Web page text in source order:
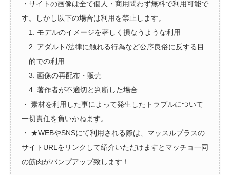
・サイトの画像は全て個人・商用問わず無料で利用可能で
す。しかし以下の場合は利用を禁止します。
1. モデルのイメージを著しく損なうような利用
2. アダルト/法律に触れる行為など公序良俗に反する目
的での利用
3. 画像の再配布・販売
4. 著作者が不適切と判断した場合
・ 素材を利用した事によって発生したトラブルについて
一切責任を負いかねます。
・ ★WEBやSNSにて利用される際は、マッスルプラスの
サイトURLをリンクして紹介いただけますとマッチョ一同
の筋肉がパンプアップ致します！